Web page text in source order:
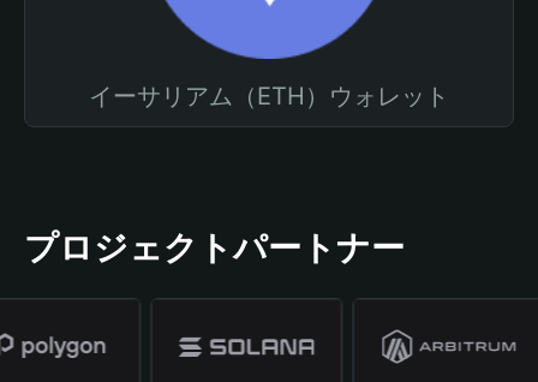
イーサリアム（ETH）ウォレット
プロジェクトパートナー